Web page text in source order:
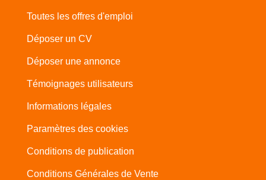
Toutes les offres d'emploi
Déposer un CV
Déposer une annonce
Témoignages utilisateurs
Informations légales
Paramètres des cookies
Conditions de publication
Conditions Générales de Vente